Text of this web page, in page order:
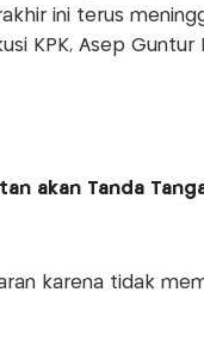
ini terus
KPK, Asep
akan Tanda
karena tidak